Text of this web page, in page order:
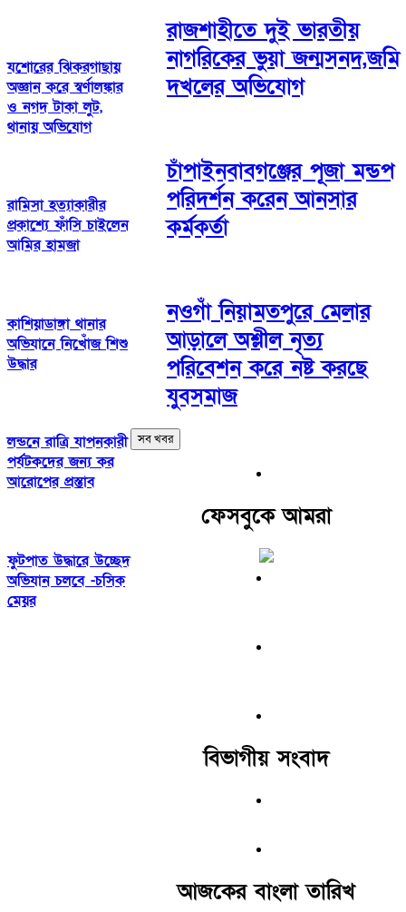
যশোরের ঝিকরগাছায়
অজ্ঞান করে স্বর্ণালঙ্কার
ও নগদ টাকা লুট,
থানায় অভিযোগ
রামিসা হত্যাকারীর
প্রকাশ্যে ফাঁসি চাইলেন
আমির হামজা
কাশিয়াডাঙ্গা থানার
অভিযানে নিখোঁজ শিশু
উদ্ধার
লন্ডনে রাত্রি যাপনকারী
পর্যটকদের জন্য কর
আরোপের প্রস্তাব
ফুটপাত উদ্ধারে উচ্ছেদ
অভিযান চলবে -চসিক
মেয়র
রাজশাহীতে দুই ভারতীয়
নাগরিকের ভুয়া জন্মসনদ,জমি
দখলের অভিযোগ
চাঁপাইনবাবগঞ্জের পূজা মন্ডপ
পরিদর্শন করেন আনসার
কর্মকর্তা
নওগাঁ নিয়ামতপুরে মেলার
আড়ালে অশ্লীল নৃত্য
পরিবেশন করে নষ্ট করছে
যুবসমাজ
সব খবর
ফেসবুকে আমরা
বিভাগীয় সংবাদ
আজকের বাংলা তারিখ